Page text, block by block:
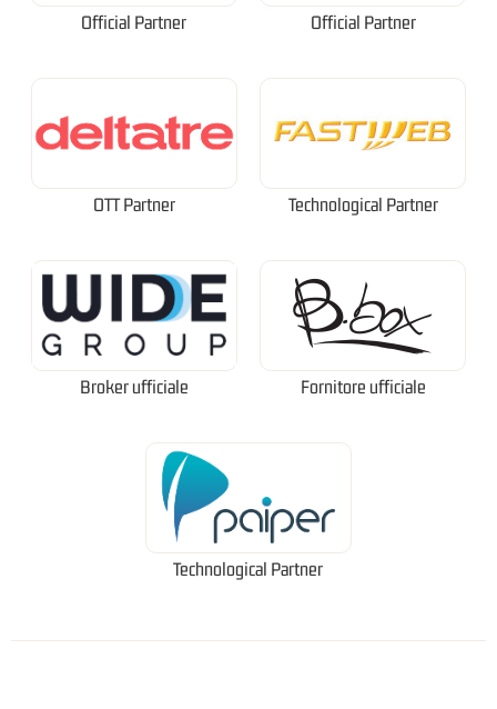
Official Partner Official Partner
OTT Partner Technological Partner
Broker ufficiale Fornitore ufficiale
Technological Partner